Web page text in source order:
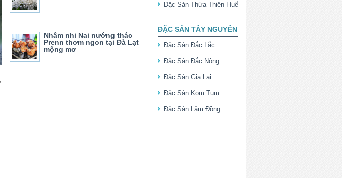
Nhâm nhi Nai nướng thác
Prenn thơm ngon tại Đà Lạt
mộng mơ
Đặc Sản Thừa Thiên Huế
ĐẶC SẢN TÂY NGUYÊN
Đặc Sản Đắc Lắc
Đặc Sản Đắc Nông
Đặc Sản Gia Lai
Đặc Sản Kom Tum
Đặc Sản Lâm Đồng